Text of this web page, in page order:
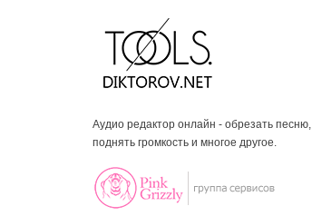
Аудио редактор онлайн - обрезать песню,
поднять громкость и многое другое.